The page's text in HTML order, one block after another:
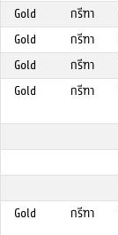
Gold
กรีฑา
Gold
กรีฑา
Gold
กรีฑา
Gold
กรีฑา
Gold
กรีฑา